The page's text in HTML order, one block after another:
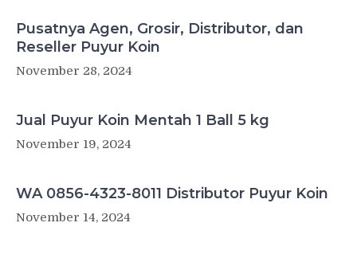
Pusatnya Agen, Grosir, Distributor, dan
Reseller Puyur Koin
November 28, 2024
Jual Puyur Koin Mentah 1 Ball 5 kg
November 19, 2024
WA 0856-4323-8011 Distributor Puyur Koin
November 14, 2024